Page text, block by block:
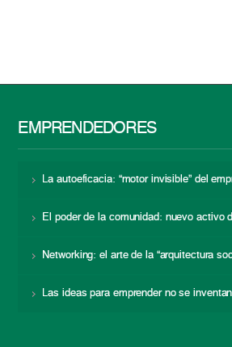
EMPRENDEDORES
La autoeficacia: “motor invisible” del
El poder de la comunidad: nuevo activo
Networking: el arte de la “arquitectura
Las ideas para emprender no se